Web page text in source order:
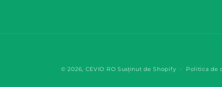
© 2026, CEVIO RO Susținut de Shopify Politica de